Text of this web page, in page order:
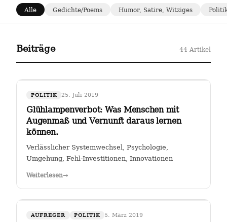
Alle Gedichte/Poems Humor, Satire, Witziges
Beiträge 44 Artikel
POLITIK 25. Juli 2019
Glühlampenverbot: Was Menschen mit
Augenmaß und Vernunft daraus lernen
können.
Verlässlicher Systemwechsel, Psychologie,
Umgehung, Fehl-Investitionen, Innovationen
Weiterlesen→
AUFREGER POLITIK 5. März 2019